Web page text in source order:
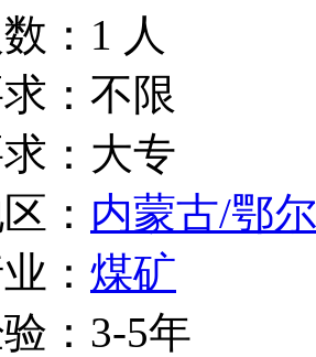
：1 人
：不限
：大专
： 内蒙古/鄂
： 煤矿
：3-5年